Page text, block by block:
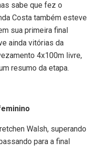
sabe que fez o
Costa também esteve
sua primeira final
ainda vitórias da
4x100m livre,
resumo da etapa.
Walsh, superando
para a final